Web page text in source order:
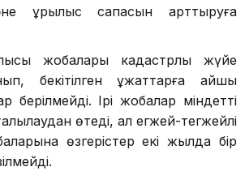
құрылыс сапасын арттыруға
жобалары кадастрлық жүйе
бекітілген құжаттарға қайшы
берілмейді. Ірі жобалар міндетті
өтеді, ал егжей-тегжейлі
өзгерістер екі жылда бір